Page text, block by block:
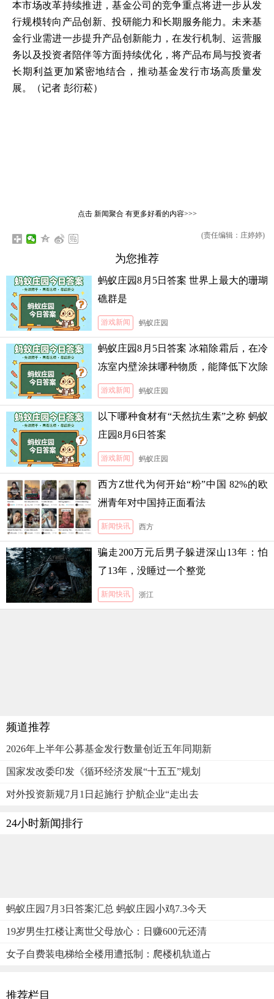
本市场改革持续推进，基金公司的竞争重点将进一步从发
行规模转向产品创新、投研能力和长期服务能力。未来基
金行业需进一步提升产品创新能力，在发行机制、运营服
务以及投资者陪伴等方面持续优化，将产品布局与投资者
长期利益更加紧密地结合，推动基金发行市场高质量发
展。（记者 彭衍菘）
点击 新闻聚合有更多好看的内容>>>
(责任编辑：庄婷婷)
为您推荐
蚂蚁庄园8月5日答案 世界上最大的珊瑚
礁群是
游戏新闻 蚂蚁庄园
蚂蚁庄园8月5日答案 冰箱除霜后，在冷
冻室内壁涂抹哪种物质，能降低下次除
霜的难度
游戏新闻 蚂蚁庄园
以下哪种食材有“天然抗生素”之称 蚂蚁
庄园8月6日答案
游戏新闻 蚂蚁庄园
西方Z世代为何开始“粉”中国 82%的欧
洲青年对中国持正面看法
新闻快讯 西方
骗走200万元后男子躲进深山13年：怕
了13年，没睡过一个整觉
新闻快讯 浙江
频道推荐
2026年上半年公募基金发行数量创近五年同期新
国家发改委印发《循环经济发展“十五五”规划
对外投资新规7月1日起施行 护航企业“走出去
24小时新闻排行
蚂蚁庄园7月3日答案汇总 蚂蚁庄园小鸡7.3今天
19岁男生扛楼让离世父母放心：日赚600元还清
女子自费装电梯给全楼用遭抵制：爬楼机轨道占
推荐栏目